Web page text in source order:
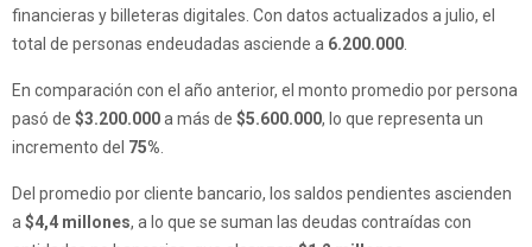
financieras y billeteras digitales. Con datos actualizados a julio, el
total de personas endeudadas asciende a 6.200.000
En comparación con el año anterior, el monto promedio por persona
pasó de $3.200.000a más de $5.600.000, lo que representa un
incremento del 75%
Del promedio por cliente bancario, los saldos pendientes ascienden
a $4,4 millones, a lo que se suman las deudas contraídas con